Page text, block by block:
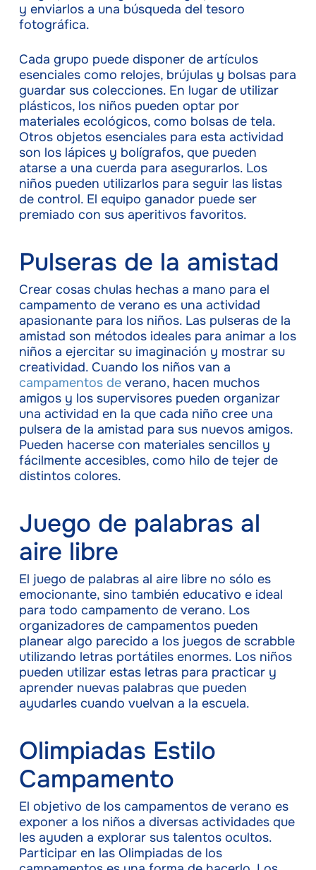
y enviarlos a una búsqueda del tesoro
fotográfica.
Cada grupo puede disponer de artículos
esenciales como relojes, brújulas y bolsas para
guardar sus colecciones. En lugar de utilizar
plásticos, los niños pueden optar por
materiales ecológicos, como bolsas de tela.
Otros objetos esenciales para esta actividad
son los lápices y bolígrafos, que pueden
atarse a una cuerda para asegurarlos. Los
niños pueden utilizarlos para seguir las listas
de control. El equipo ganador puede ser
premiado con sus aperitivos favoritos.
Pulseras de la amistad
Crear cosas chulas hechas a mano para el
campamento de verano es una actividad
apasionante para los niños. Las pulseras de la
amistad son métodos ideales para animar a los
niños a ejercitar su imaginación y mostrar su
creatividad. Cuando los niños van a
campamentos deverano, hacen muchos
amigos y los supervisores pueden organizar
una actividad en la que cada niño cree una
pulsera de la amistad para sus nuevos amigos.
Pueden hacerse con materiales sencillos y
fácilmente accesibles, como hilo de tejer de
distintos colores.
Juego de palabras al
aire libre
El juego de palabras al aire libre no sólo es
emocionante, sino también educativo e ideal
para todo campamento de verano. Los
organizadores de campamentos pueden
planear algo parecido a los juegos de scrabble
utilizando letras portátiles enormes. Los niños
pueden utilizar estas letras para practicar y
aprender nuevas palabras que pueden
ayudarles cuando vuelvan a la escuela.
Olimpiadas Estilo
Campamento
El objetivo de los campamentos de verano es
exponer a los niños a diversas actividades que
les ayuden a explorar sus talentos ocultos.
Participar en las Olimpiadas de los